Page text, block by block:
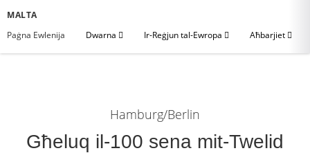
MALTA
Paġna Ewlenija
Dwarna Ir-Reġjun tal-Ewropa Aħbarjiet
Hamburg/Berlin
Għeluq il-100 sena mit-Twelid